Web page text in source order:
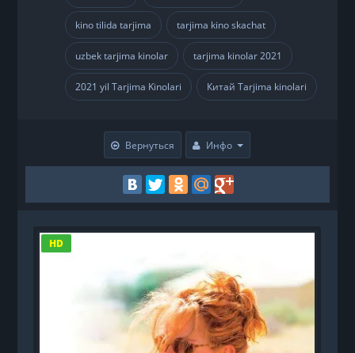
kino tilida tarjima , tarjima kino skachat
uzbek tarjima kinolar , tarjima kinolar 2021
2021 yil Tarjima Kinolari , Китай Tarjima kinolari
Вернуться Инфо
HD